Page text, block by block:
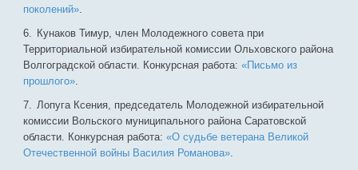
поколений».
Кунаков Тимур, член Молодежного совета при
Территориальной избирательной комиссии Ольховского района
Волгоградской области. Конкурсная работа:«Письмо из
прошлого».
Лопуга Ксения, председатель Молодежной избирательной
комиссии Вольского муниципального района Саратовской
области. Конкурсная работа:«О судьбе ветерана Великой
Отечественной войны Василия Романова».